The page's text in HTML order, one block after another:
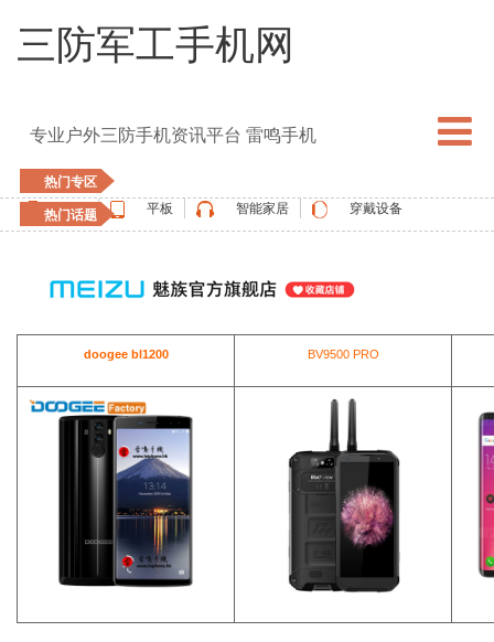
三防军工手机网
专业户外三防手机资讯平台 雷鸣手机
热门专区
手机
平板 智能家居 穿戴设备
热门话题
vernee
doogee bl1200 BV9500 PRO